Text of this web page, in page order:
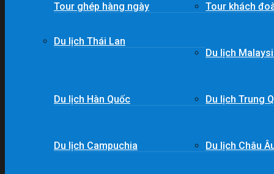
Tour ghép hàng ngày Tour khách
Du lịch Thái Lan
Du lịch
Du lịch Hàn Quốc Du lịch Trung
Du lịch Campuchia Du lịch Châu